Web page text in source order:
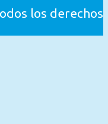
los derechos